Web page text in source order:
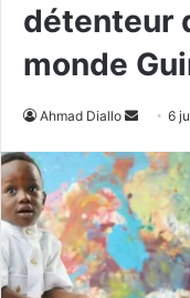
détenteur
monde
Ahmad Diallo
Envoyer
courriel
6